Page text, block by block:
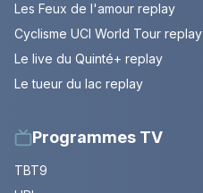
Les Feux de l'amour replay
Cyclisme UCI World Tour replay
Le live du Quinté+ replay
Le tueur du lac replay
Programmes TV
TBT9